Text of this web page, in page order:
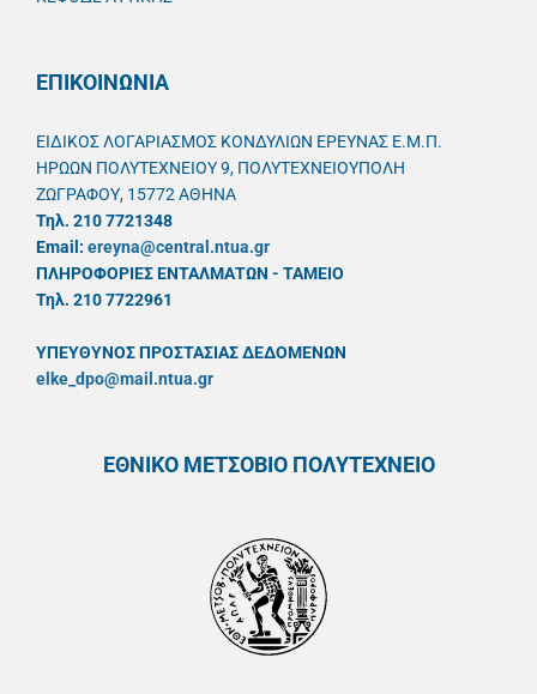
ΕΠΙΚΟΙΝΩΝΙΑ
ΕΙΔΙΚΟΣ ΛΟΓΑΡΙΑΣΜΟΣ ΚΟΝΔΥΛΙΩΝ ΕΡΕΥΝΑΣ Ε.Μ.Π.
ΗΡΩΩΝ ΠΟΛΥΤΕΧΝΕΙΟΥ 9, ΠΟΛΥΤΕΧΝΕΙΟΥΠΟΛΗ
ΖΩΓΡΑΦΟΥ, 15772 ΑΘΗΝΑ
Τηλ. 210 7721348
Email: ereyna@central.ntua.gr
ΠΛΗΡΟΦΟΡΙΕΣ ΕΝΤΑΛΜΑΤΩΝ - ΤΑΜΕΙΟ
Τηλ. 210 7722961
ΥΠΕΥΘYΝΟΣ ΠΡΟΣΤΑΣΙΑΣ ΔΕΔΟΜΕΝΩΝ
elke_dpo@mail.ntua.gr
ΕΘΝΙΚΟ ΜΕΤΣΟΒΙΟ ΠΟΛΥΤΕΧΝΕΙΟ